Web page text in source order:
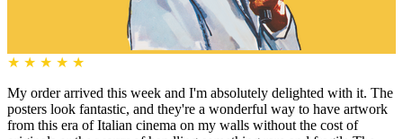
★ ★ ★ ★ ★
My order arrived this week and I'm absolutely delighted with it. The
posters look fantastic, and they're a wonderful way to have artwork
from this era of Italian cinema on my walls without the cost of